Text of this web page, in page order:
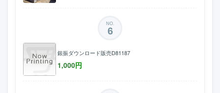
NO.
6
銀振ダウンロード販売D81187
1,000円